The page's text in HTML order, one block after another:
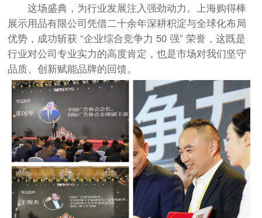
这场盛典，为行业发展注入强劲动力。上海购得棒
展示用品有限公司凭借二十余年深耕积淀与全球化布局
优势，成功斩获 “企业综合竞争力 50 强” 荣誉，这既是
行业对公司专业实力的高度肯定，也是市场对我们坚守
品质、创新赋能品牌的回馈。